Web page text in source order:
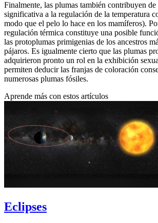
Finalmente, las plumas también contribuyen
significativa a la regulación de la temperatura
modo que el pelo lo hace en los mamíferos).
regu­lación térmica constituye una posible
las protoplu­mas primigenias de los ancestros
pájaros. Es igualmente cierto que las plumas
adquirieron pronto un rol en la exhibición
permiten deducir las franjas de coloración
numerosas plumas fósiles.
Aprende más con estos artículos
Eclipses